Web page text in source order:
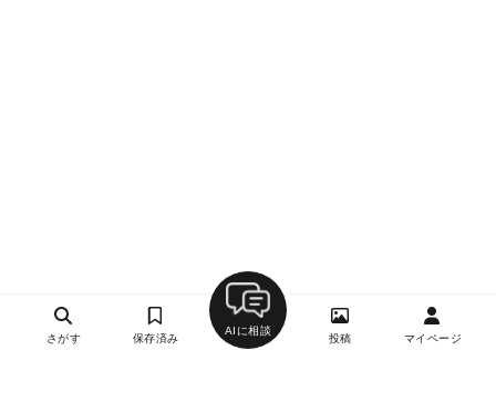
さがす 保存済み
AIに相談
投稿 マイページ